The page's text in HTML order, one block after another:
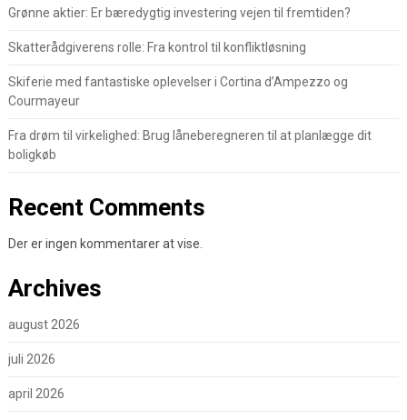
Grønne aktier: Er bæredygtig investering vejen til fremtiden?
Skatterådgiverens rolle: Fra kontrol til konfliktløsning
Skiferie med fantastiske oplevelser i Cortina d’Ampezzo og
Courmayeur
Fra drøm til virkelighed: Brug låneberegneren til at planlægge dit
boligkøb
Recent Comments
Der er ingen kommentarer at vise.
Archives
august 2026
juli 2026
april 2026